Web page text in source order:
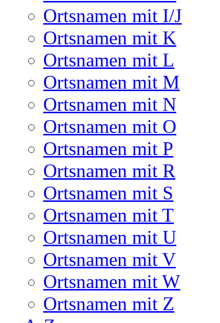
Ortsnamen mit I/J
Ortsnamen mit K
Ortsnamen mit L
Ortsnamen mit M
Ortsnamen mit N
Ortsnamen mit O
Ortsnamen mit P
Ortsnamen mit R
Ortsnamen mit S
Ortsnamen mit T
Ortsnamen mit U
Ortsnamen mit V
Ortsnamen mit W
Ortsnamen mit Z